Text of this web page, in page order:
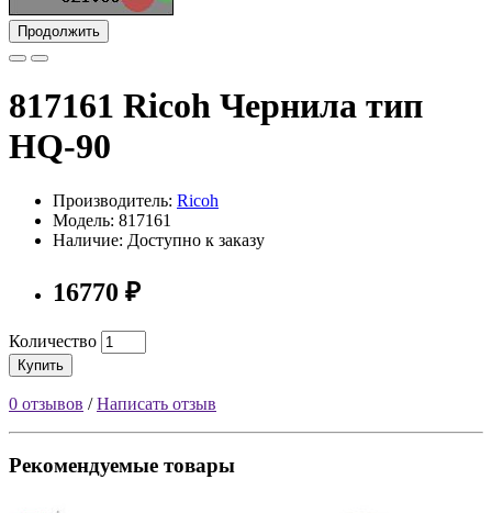
Продолжить
817161 Ricoh Чернила тип
HQ-90
Производитель: Ricoh
Модель: 817161
Наличие: Доступно к заказу
16770 ₽
Количество
Купить
0 отзывов /Написать отзыв
Рекомендуемые товары